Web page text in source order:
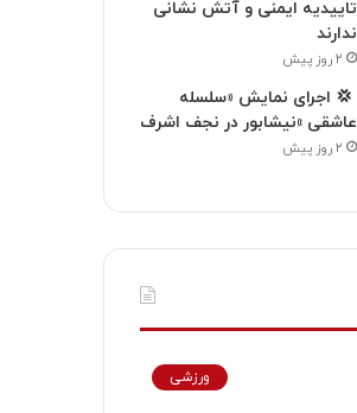
تاییدیه ایمنی و آتش نشانی
ندارند
۲ روز پیش
‍ 💢 اجرای نمایش «سلسله
عاشقی »نیشابور در نجف اشرف
۲ روز پیش
ورزشی